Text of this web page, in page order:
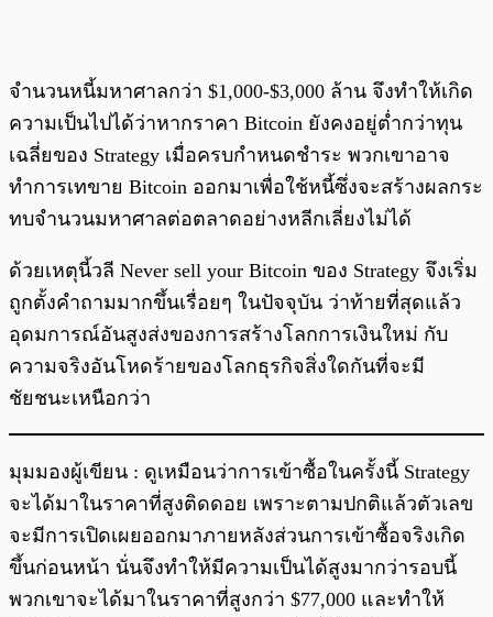
จำนวนหนี้มหาศาลกว่า $1,000-$3,000 ล้าน จึงทำให้เกิด
ความเป็นไปได้ว่าหากราคา Bitcoin ยังคงอยู่ต่ำกว่าทุน
เฉลี่ยของ Strategy เมื่อครบกำหนดชำระ พวกเขาอาจ
ทำการเทขาย Bitcoin ออกมาเพื่อใช้หนี้ซึ่งจะสร้างผลกระ
ทบจำนวนมหาศาลต่อตลาดอย่างหลีกเลี่ยงไม่ได้
ด้วยเหตุนี้วลี Never sell your Bitcoin ของ Strategy จึงเริ่ม
ถูกตั้งคำถามมากขึ้นเรื่อยๆ ในปัจจุบัน ว่าท้ายที่สุดแล้ว
อุดมการณ์อันสูงส่งของการสร้างโลกการเงินใหม่ กับ
ความจริงอันโหดร้ายของโลกธุรกิจสิ่งใดกันที่จะมี
ชัยชนะเหนือกว่า
มุมมองผู้เขียน : ดูเหมือนว่าการเข้าซื้อในครั้งนี้ Strategy
จะได้มาในราคาที่สูงติดดอย เพราะตามปกติแล้วตัวเลข
จะมีการเปิดเผยออกมาภายหลังส่วนการเข้าซื้อจริงเกิด
ขึ้นก่อนหน้า นั่นจึงทำให้มีความเป็นได้สูงมากว่ารอบนี้
พวกเขาจะได้มาในราคาที่สูงกว่า $77,000 และทำให้